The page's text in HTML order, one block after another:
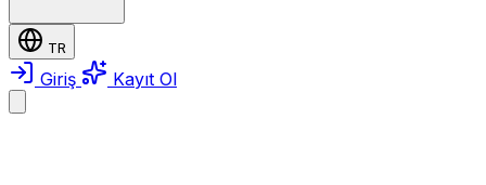
TR
Giriş Kayıt Ol